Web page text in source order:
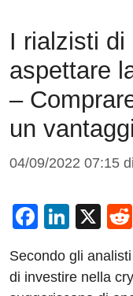
I rialzisti di
aspettare
–
un
04/09/2022 07:15 di
F
c
Li
k
X
Secondo gli
di investire nella